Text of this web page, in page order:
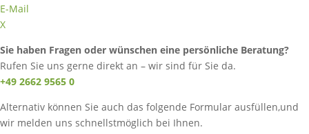
E-Mail
X
Sie haben Fragen oder wünschen eine persönliche Beratung?
Rufen Sie uns gerne direkt an – wir sind für Sie da.
+49 2662 9565 0
Alternativ können Sie auch das folgende Formular ausfüllen,und
wir melden uns schnellstmöglich bei Ihnen.